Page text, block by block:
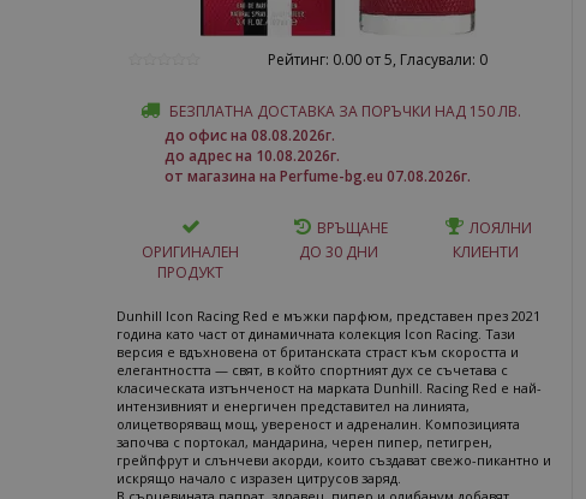
Рейтинг: 0.00 от 5, Гласували: 0
БЕЗПЛАТНА ДОСТАВКА ЗА ПОРЪЧКИ НАД 150 ЛВ.
до офис на 08.08.2026г.
до адрес на 10.08.2026г.
от магазина на Perfume-bg.eu 07.08.2026г.
ОРИГИНАЛЕН
ПРОДУКТ
ВРЪЩАНЕ
ДО 30 ДНИ
ЛОЯЛНИ
КЛИЕНТИ
Dunhill Icon Racing Red е мъжки парфюм, представен през 2021
година като част от динамичната колекция Icon Racing. Тази
версия е вдъхновена от британската страст към скоростта и
елегантността — свят, в който спортният дух се съчетава с
класическата изтънченост на марката Dunhill. Racing Red е най-
интензивният и енергичен представител на линията,
олицетворяващ мощ, увереност и адреналин. Композицията
започва с портокал, мандарина, черен пипер, петигрен,
грейпфрут и слънчеви акорди, които създават свежо-пикантно и
искрящо начало с изразен цитрусов заряд.